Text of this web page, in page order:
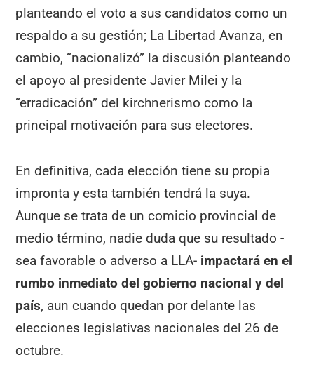
planteando el voto a sus candidatos como un
respaldo a su gestión; La Libertad Avanza, en
cambio, “nacionalizó” la discusión planteando
el apoyo al presidente Javier Milei y la
“erradicación” del kirchnerismo como la
principal motivación para sus electores.
En definitiva, cada elección tiene su propia
impronta y esta también tendrá la suya.
Aunque se trata de un comicio provincial de
medio término, nadie duda que su resultado -
sea favorable o adverso a LLA- impactará en el
rumbo inmediato del gobierno nacional y del
país, aun cuando quedan por delante las
elecciones legislativas nacionales del 26 de
octubre.